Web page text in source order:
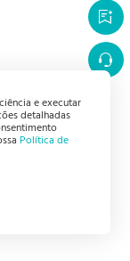
e executar
detalhadas
Política de